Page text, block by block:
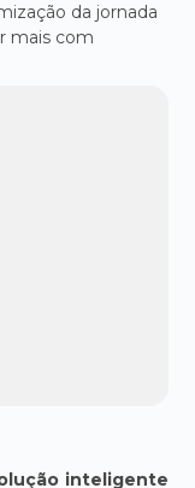
da jornada
mais com
inteligente